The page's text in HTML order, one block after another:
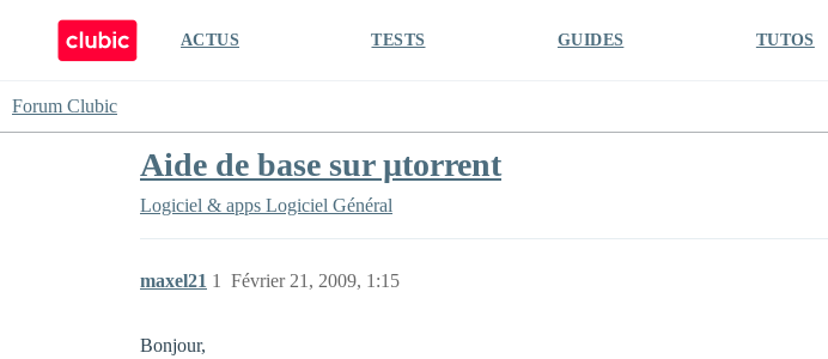
ACTUS TESTS GUIDES TUTOS
Forum Clubic
Aide de base sur µtorrent
Logiciel & apps Logiciel Général
maxel21 Février 21, 2009, 1:15
1
Bonjour,